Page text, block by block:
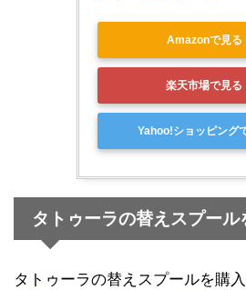
Amazonで見る
楽天市場で見る
Yahoo!ショッピング
タトゥーラの替えスプール
タトゥーラの替えスプールを購入